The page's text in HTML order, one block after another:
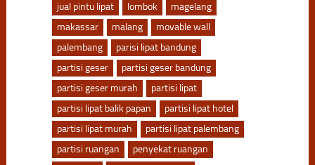
jual pintu lipat
lombok
magelang
makassar
malang
movable wall
palembang
parisi lipat bandung
partisi geser
partisi geser bandung
partisi geser murah
partisi lipat
partisi lipat balik papan
partisi lipat hotel
partisi lipat murah
partisi lipat palembang
partisi ruangan
penyekat ruangan